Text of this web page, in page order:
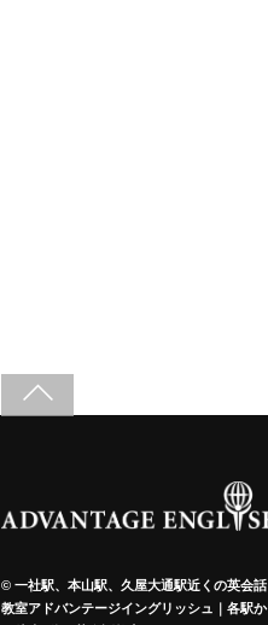
© 一社駅、本山駅、久屋大通駅近くの英会話
教室アドバンテージイングリッシュ｜各駅か